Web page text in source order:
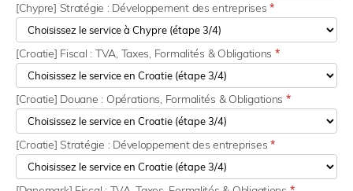
[Chypre] Stratégie : Développement des entreprises*
[Croatie] Fiscal : TVA, Taxes, Formalités & Obligations *
[Croatie] Douane : Opérations, Formalités & Obligations *
[Croatie] Stratégie : Développement des entreprises *